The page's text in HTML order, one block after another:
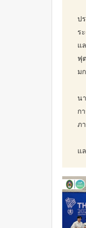
ป
ร
แ
ฟุ
ม
น
ก
ภ
แ